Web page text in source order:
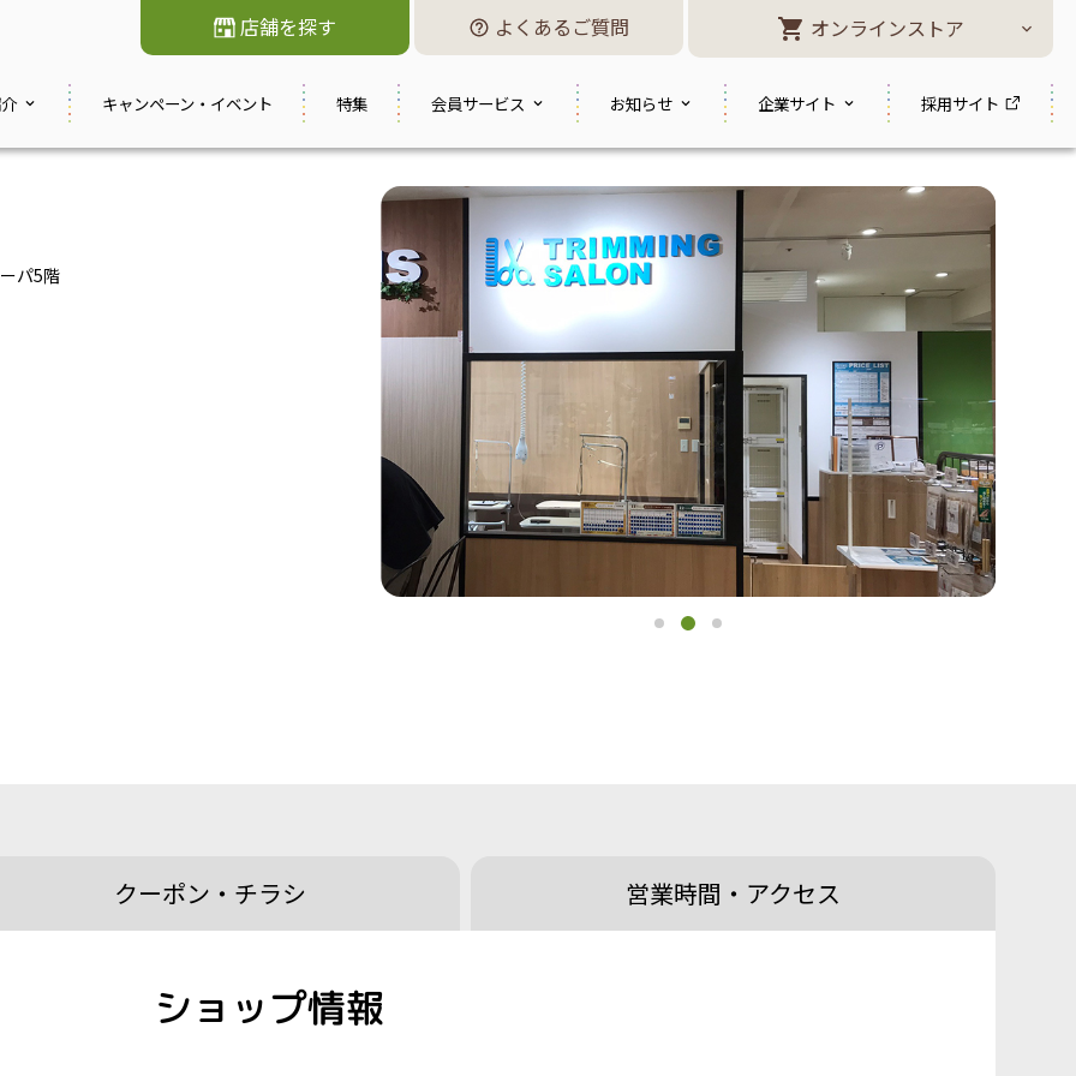
店舗を探す よくあるご質問 オンラインストア
キャンペーン・ イベント 特集 会員サービス お知らせ 企業サイト 採用サイト
パ5階
クーポン・ チラシ 営業時間・ アクセス
ショップ情報